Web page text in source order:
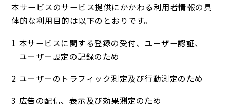
本サービスのサービス提供にかかわる利用者情報の具
体的な利用目的は以下のとおりです。
本サービスに関する登録の受付、ユーザー認証、
ユーザー設定の記録のため
ユーザーのトラフィック測定及び行動測定のため
広告の配信、表示及び効果測定のため